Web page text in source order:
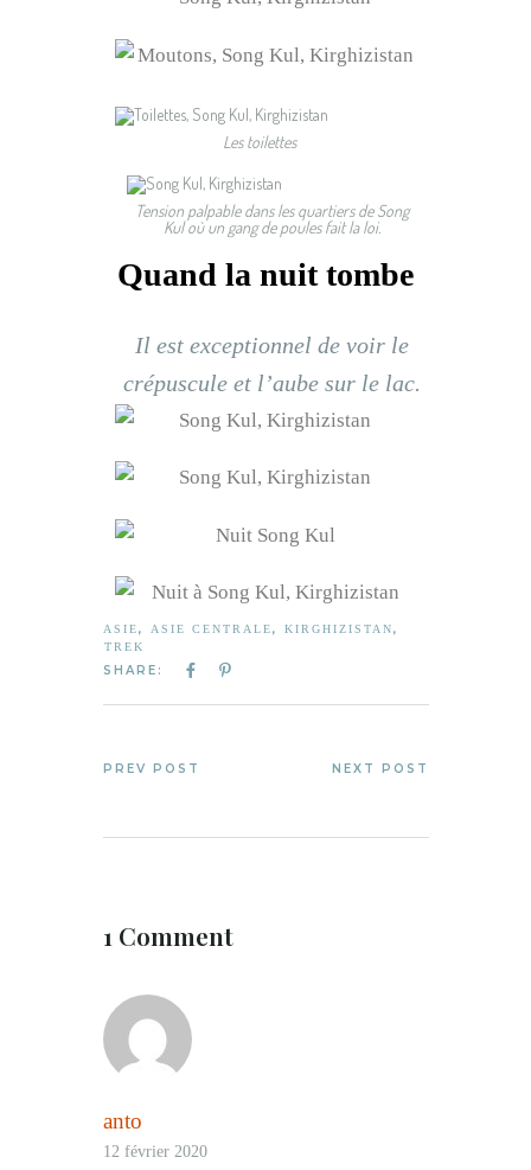
Les toilettes
Tension palpable dans les quartiers de Song
Kul où un gang de poules fait la loi.
Quand la nuit tombe
Il est exceptionnel de voir le
crépuscule et l’aube sur le lac.
ASIE, ASIE CENTRALE, KIRGHIZISTAN,
TREK
SHARE:
PREV POST NEXT POST
1 Comment
anto
12 février 2020